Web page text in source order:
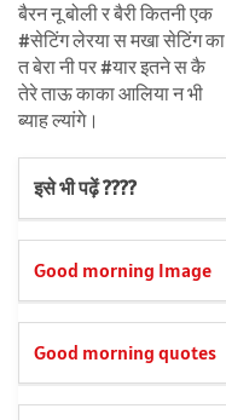
बैरन नू बोली र बैरी कितनी एक
#सेटिंग लेरया स मखा सेटिंग का
त बेरा नी पर #यार इतने स कै
तेरे ताऊ काका आलिया न भी
ब्याह ल्यांगे।
इसे भी पढ़ें ????
Good morning Image
Good morning quotes